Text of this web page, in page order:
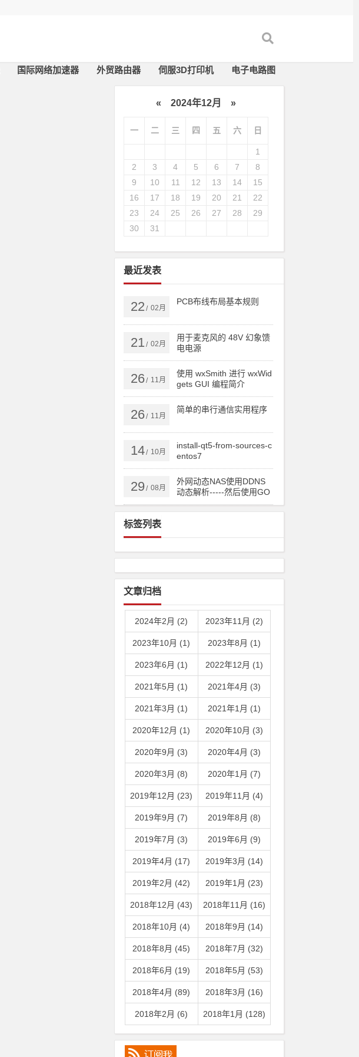
国际网络加速器 外贸路由器 伺服3D打印机 电子电路图
« 2024年12月 »
一 二 三 四 五 六 日
1
2
3 4 5 6 7
8
9
10 11 12 13 14
15
16
17 18 19 20 21
22
23
24 25 26 27 28
29
30
31
最近发表
22 / 02月
PCB布线布局基本规则
21 / 02月
用于麦克风的 48V 幻象馈
电电源
26/ 11月
使用 wxSmith 进行 wxWid
gets GUI 编程简介
26/ 11月
简单的串行通信实用程序
14/ 10月
install-qt5-from-sources-c
entos7
29/ 08月
外网动态NAS使用DDNS
动态解析-----然后使用GO
DADDY跟踪IP实现顶级域
名或者二级域名直接实时
标签列表
文章归档
2024年2月 (2) 2023年11月 (2)
2023年10月 (1) 2023年8月 (1)
2023年6月 (1) 2022年12月 (1)
2021年5月 (1) 2021年4月 (3)
2021年3月 (1) 2021年1月 (1)
2020年12月 (1) 2020年10月 (3)
2020年9月 (3) 2020年4月 (3)
2020年3月 (8) 2020年1月 (7)
2019年12月 (23) 2019年11月 (4)
2019年9月 (7) 2019年8月 (8)
2019年7月 (3) 2019年6月 (9)
2019年4月 (17) 2019年3月 (14)
2019年2月 (42) 2019年1月 (23)
2018年12月 (43) 2018年11月 (16)
2018年10月 (4) 2018年9月 (14)
2018年8月 (45) 2018年7月 (32)
2018年6月 (19) 2018年5月 (53)
2018年4月 (89) 2018年3月 (16)
2018年2月 (6) 2018年1月 (128)